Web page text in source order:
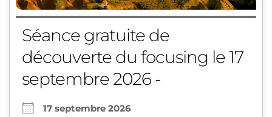
Séance gratuite de
découverte du focusing le 17
septembre 2026 -
17 septembre 2026